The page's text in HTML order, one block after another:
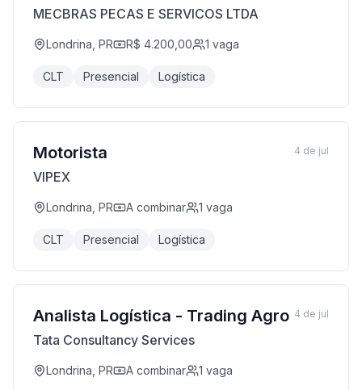
MECBRAS PECAS E SERVICOS LTDA
Londrina, PR R$ 4.200,00 1 vaga
CLT Presencial Logística
Motorista
VIPEX
Londrina, PR A combinar 1 vaga
CLT Presencial Logística
4 de jul
Analista Logística - Trading Agro
Tata Consultancy Services
Londrina, PR A combinar 1 vaga
4 de jul